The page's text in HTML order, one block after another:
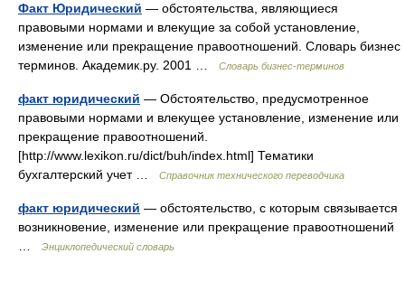
Факт Юридический — обстоятельства, являющиеся
правовыми нормами и влекущие за собой установление,
изменение или прекращение правоотношений. Словарь бизнес
терминов. Академик.ру. 2001 …
Словарь бизнес-терминов
факт юридический — Обстоятельство, предусмотренное
правовыми нормами и влекущее установление, изменение или
прекращение правоотношений.
[http://www.lexikon.ru/dict/buh/index.html] Тематики
бухгалтерский учет …
Справочник технического переводчика
факт юридический — обстоятельство, с которым связывается
возникновение, изменение или прекращение правоотношений
Энциклопедический словарь